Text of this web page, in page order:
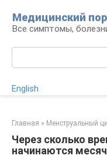
контенту
Медицинский
Все симптомы,
English
Главная » Менструальный
Через сколько
начинаются